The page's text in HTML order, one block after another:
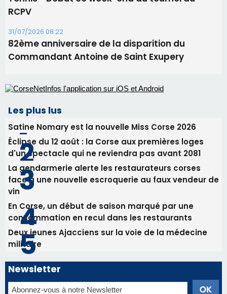
Les plus lus
Satine Nomary est la nouvelle Miss Corse 2026
Éclipse du 12 août : la Corse aux premières loges
d'un spectacle qui ne reviendra pas avant 2081
face à une nouvelle escroquerie au faux vendeur de
En Corse, un début de saison marqué par une
consommation en recul dans les restaurants
Deux jeunes Ajacciens sur la voie de la médecine
militaire
Newsletter
Inscrivez-vous à la newsletter de CNI et recevez par
email les infos les plus importantes et une sélection de
nos meilleurs articles